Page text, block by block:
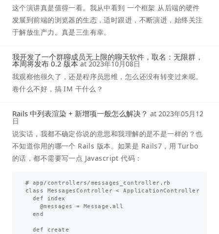
这个演讲真是值得一看。我从中看到 一个框架 从后端的硬件
发展到前端的浏览器的生态，适时跟进，不断演进，始终关注
于解放生产力。真是三生有幸。
我开发了一个群聊成员无上限的聊天软件，取名：无限群，
本周将发布 0.2 版本 at 2023年10月08日
我观察他很久了，还是程序员思维，怎么还没有转变过来呢。
卷什么不好，搞 IM 干什么？
Rails 中列表渲染 + 新增项一般怎么解决？ at 2023年05月12
日
说实话，我都不确定你说的意思和我理解的是不是一样的？也
不知道你用的哪一个 Rails 版本。如果是 Rails7，用 Turbo
的话，都不需要写一点 Javascript 代码：
# app/controllers/messages_controller.rb
class MessagesController < ApplicationController
  def index
    @messages = Message.all
  end
  def create